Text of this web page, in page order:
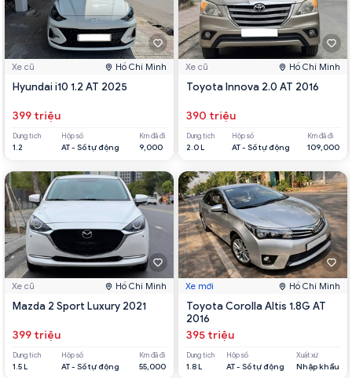
Xe cũ Hồ Chí Minh
Hyundai i10 1.2 AT 2025
399 triệu
Dung tích
1.2
Hộp số
AT - Số tự động
Km đã đi
9,000
Xe cũ Hồ Chí Minh
Mazda 2 Sport Luxury 2021
399 triệu
Dung tích
1.5 L
Hộp số
AT - Số tự động
Km đã đi
55,000
Xe cũ Hồ Chí Minh
Toyota Innova 2.0 AT 2016
390 triệu
Dung tích
2.0 L
Hộp số
AT - Số tự động
Km đã đi
109,000
Xe mới Hồ Chí Minh
Toyota Corolla Altis 1.8G AT
2016
395 triệu
Dung tích
1.8 L
Hộp số
AT - Số tự động
Xuất xứ
Nhập khẩu